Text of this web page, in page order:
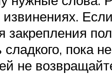
пока
не